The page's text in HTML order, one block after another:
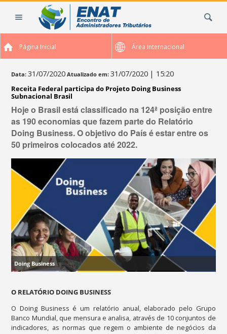
Página Inicial Área Internacional
Data: 31/07/2020 Atualizado em: 31/07/2020 | 15:20
Receita Federal participa do Projeto Doing Business
Subnacional Brasil
Hoje o Brasil está classificado na 124ª posição entre
as 190 economias que fazem parte do Relatório
Doing Business. O objetivo do País é estar entre os
50 primeiros colocados até 2022.
Doing Business
O RELATÓRIO DOING BUSINESS
O Doing Business é um relatório anual, elaborado pelo Grupo
Banco Mundial, que mensura e analisa, através de 10 conjuntos de
indicadores, as normas que regem o ambiente de negócios da